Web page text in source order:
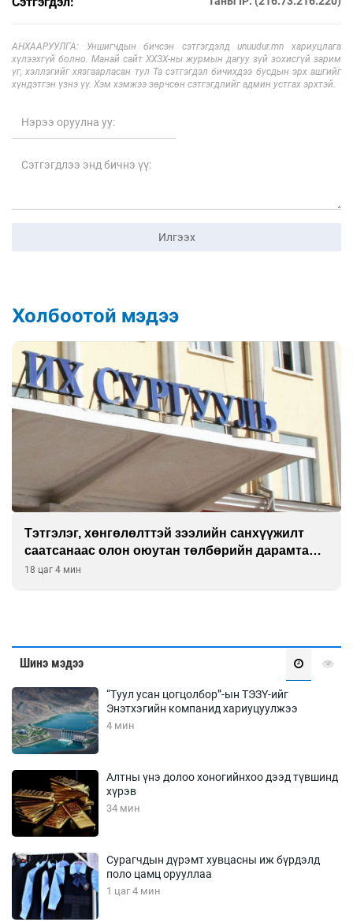
АНХААРУУЛГА: Уншигчдын бичсэн сэтгэгдэлд unuudur.mn хариуцлага
хүлээхгүй болно. Манай сайт ХХЗХ-ны журмын дагуу зүй зохисгүй зарим
үг, хэллэгийг хязгаарласан тул Та сэтгэгдэл бичихдээ бусдын эрх ашгийг
хүндэтгэн үзнэ үү. Хэм хэмжээ зөрчсөн сэтгэгдлийг админ устгах эрхтэй.
Илгээх
Холбоотой мэдээ
Тэтгэлэг, хөнгөлөлттэй зээлийн санхүүжилт
саатсанаас олон оюутан төлбөрийн дарамтад
оров
18 цаг 4 мин
Шинэ мэдээ
“Туул усан цогцолбор”-ын ТЭЗҮ-ийг
Энэтхэгийн компанид хариуцуулжээ
4 мин
Алтны үнэ долоо хоногийнхоо дээд түвшинд
хүрэв
34 мин
Сурагчдын дүрэмт хувцасны иж бүрдэлд
поло цамц орууллаа
1 цаг 4 мин